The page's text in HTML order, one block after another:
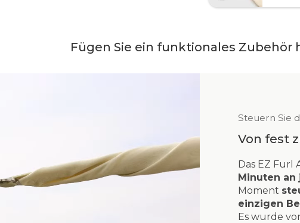
Fügen Sie ein funktionales Zubehör
Steuern Sie
Von fest
Das EZ Furl
Minuten an
Moment
einzigen
Es wurde